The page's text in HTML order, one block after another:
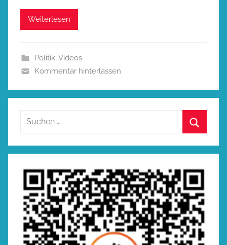
Weiterlesen
Politik, Videos
Kommentar hinterlassen
Suchen